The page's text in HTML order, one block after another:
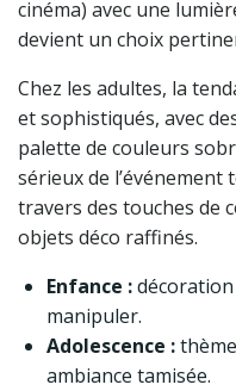
cinéma) avec une
devient un choix
Chez les adultes, la
et sophistiqués, avec
palette de couleurs
sérieux de
travers des touches de
objets déco raffinés.
Enfance :
manipuler.
Adolescence :
ambiance tamisée.